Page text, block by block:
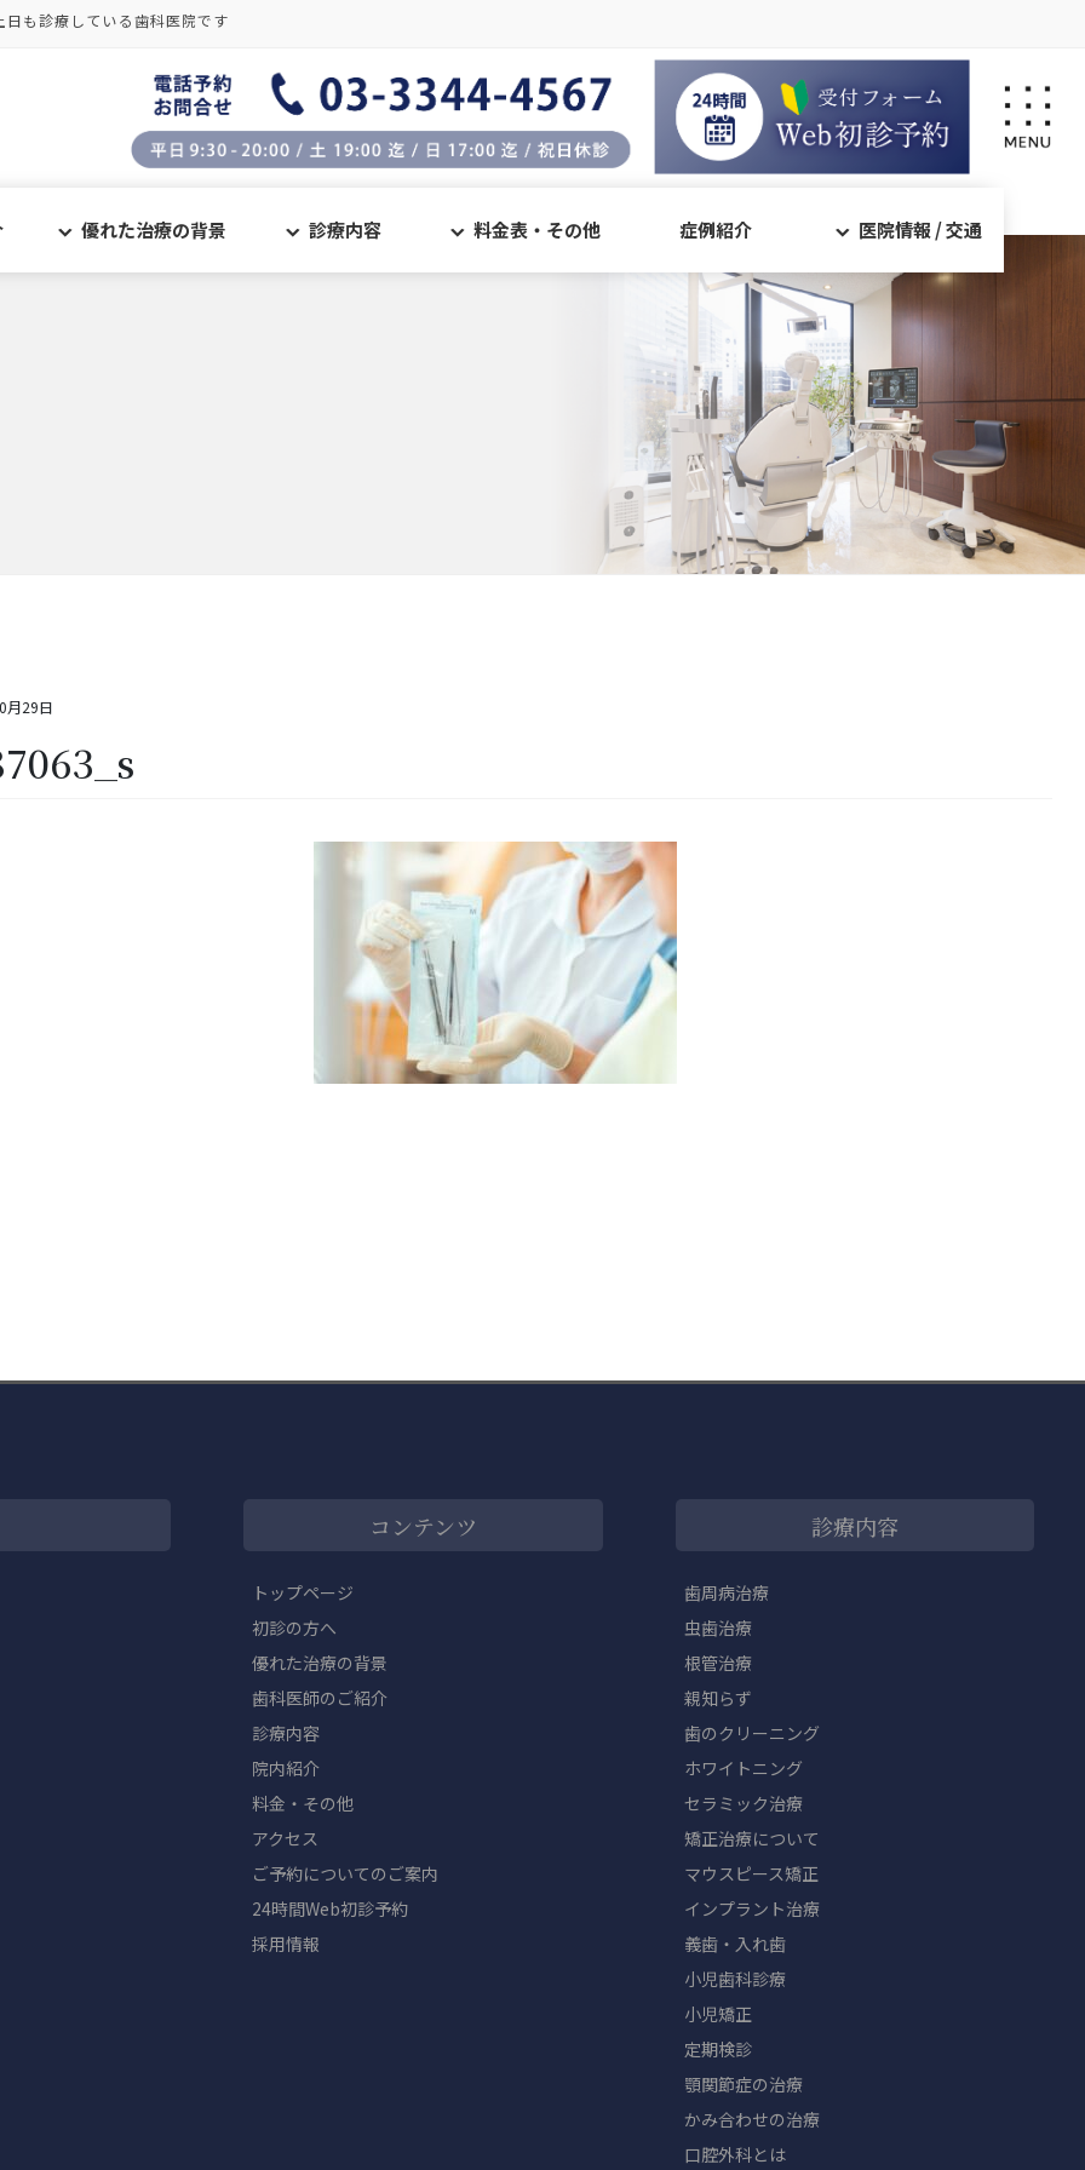
も診療している歯科医院です
優れた治療の背景 診療内容 料金表・その他 症例紹介 医院情報 / 交通
月29日
コンテンツ
トップページ
初診の方へ
優れた治療の背景
歯科医師のご紹介
診療内容
院内紹介
料金・その他
アクセス
ご予約についてのご案内
24時間Web初診予約
採用情報
診療内容
歯周病治療
虫歯治療
根管治療
親知らず
歯のクリーニング
ホワイトニング
セラミック治療
矯正治療について
マウスピース矯正
インプラント治療
義歯・入れ歯
小児歯科診療
小児矯正
定期検診
顎関節症の治療
かみ合わせの治療
口腔外科とは